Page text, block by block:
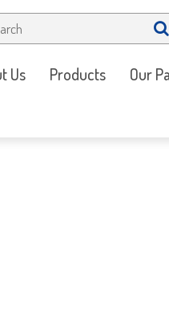
Us Products Our